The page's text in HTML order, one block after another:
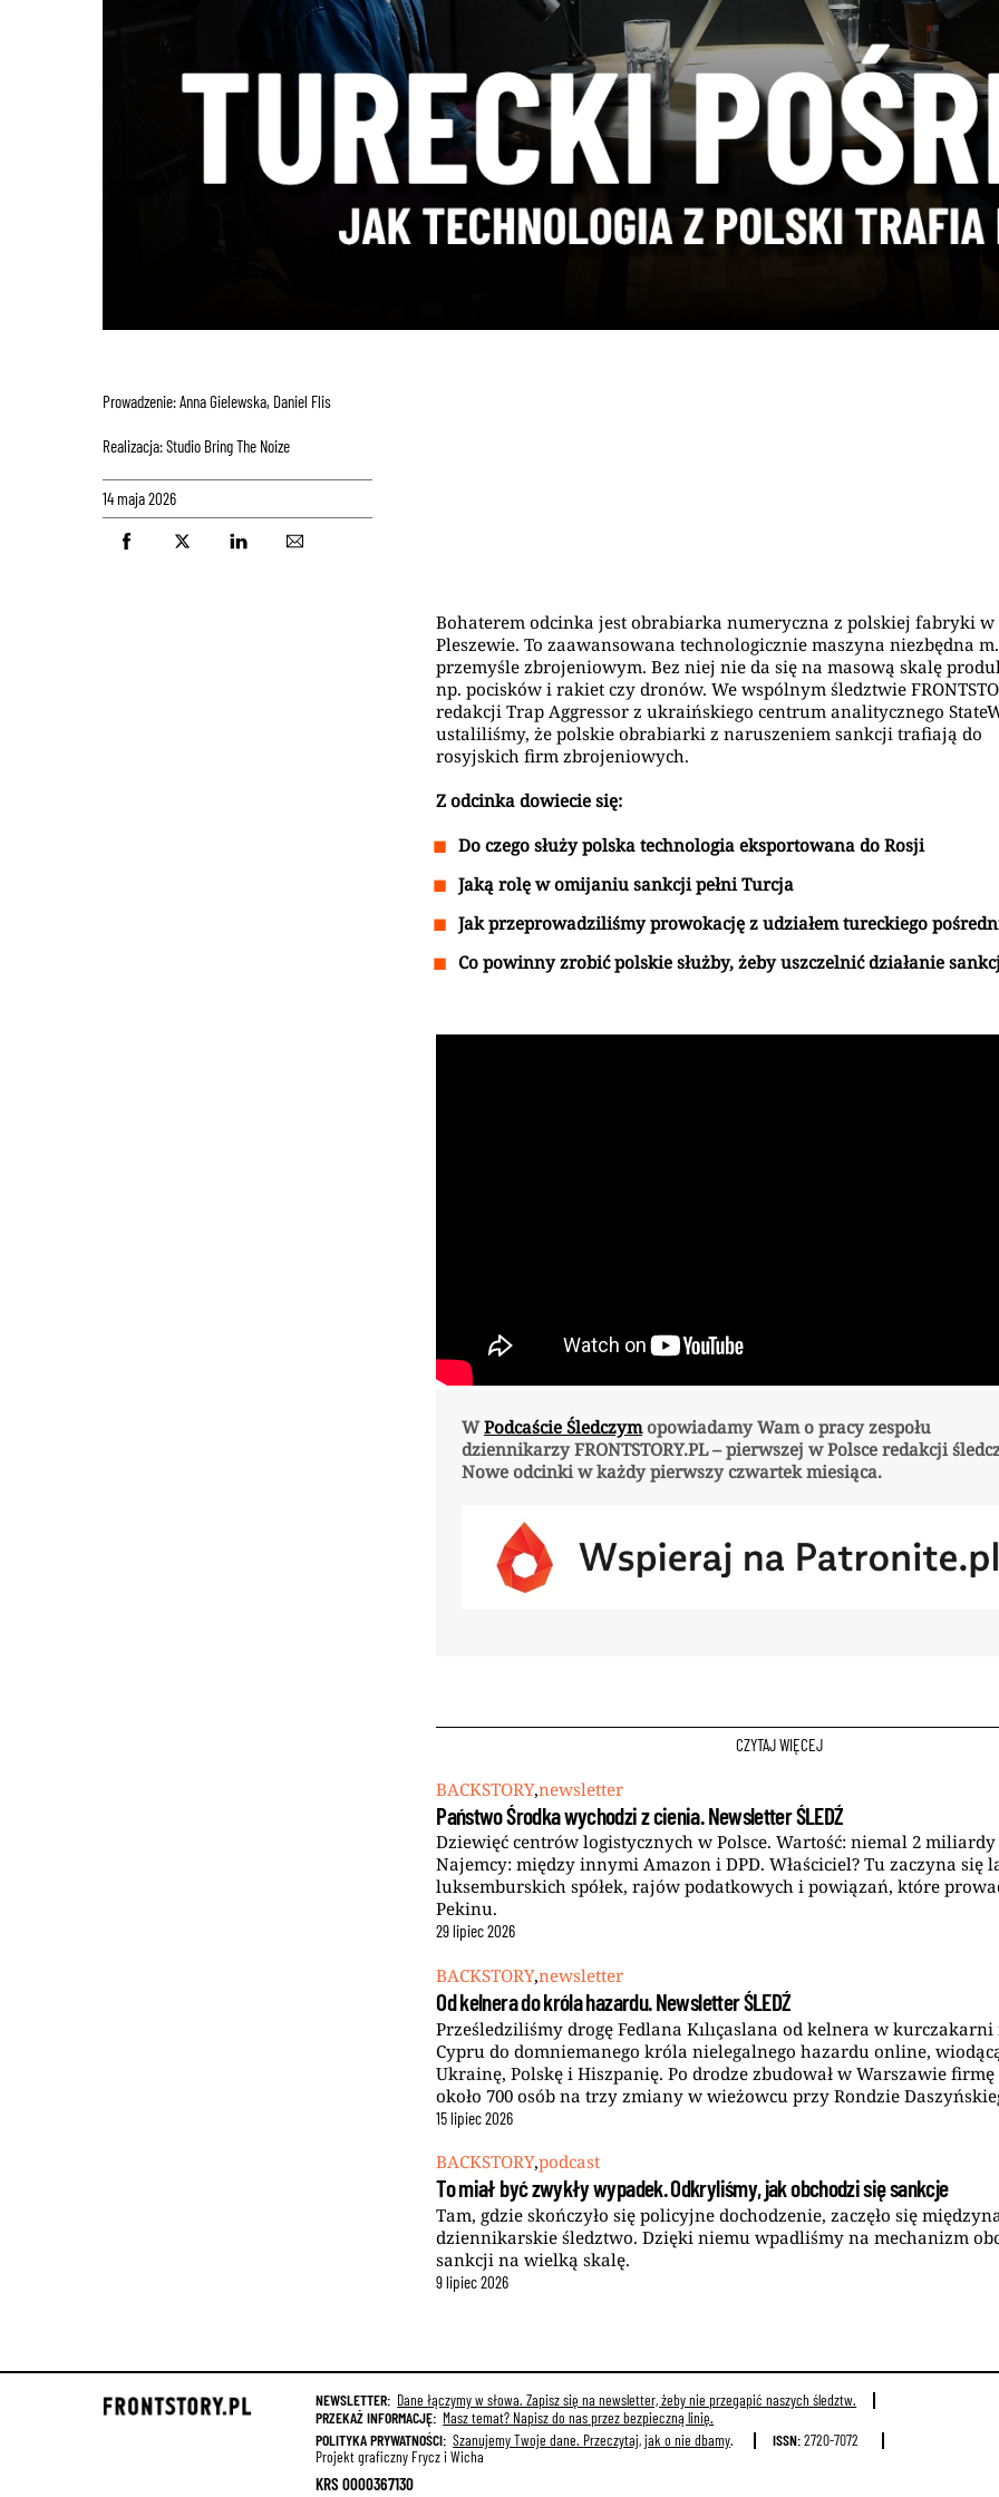
Prowadzenie: Anna Gielewska, Daniel Flis
Realizacja: Studio Bring The Noize
14 maja 2026
Bohaterem odcinka jest obrabiarka numeryczna z polskiej fabryki w
Pleszewie. To zaawansowana technologicznie maszyna niezbędna
przemyśle zbrojeniowym. Bez niej nie da się na masową skalę
np. pocisków i rakiet czy dronów. We wspólnym śledztwie
redakcji Trap Aggressor z ukraińskiego centrum analitycznego
ustaliliśmy, że polskie obrabiarki z naruszeniem sankcji trafiają do
rosyjskich firm zbrojeniowych.
Z odcinka dowiecie się:
Do czego służy polska technologia eksportowana do Rosji
Jaką rolę w omijaniu sankcji pełni Turcja
Jak przeprowadziliśmy prowokację z udziałem tureckiego
Co powinny zrobić polskie służby, żeby uszczelnić działanie
WPodcaście Śledczymopowiadamy Wam o pracy zespołu
dziennikarzy FRONTSTORY.PL – pierwszej w Polsce redakcji
Nowe odcinki w każdy pierwszy czwartek miesiąca.
CZYTAJ WIĘCEJ
BACKSTORY,newsletter
Państwo Środka wychodzi z cienia. Newsletter ŚLEDŹ
Dziewięć centrów logistycznych w Polsce. Wartość: niemal 2 miliardy
Najemcy: między innymi Amazon i DPD. Właściciel? Tu zaczyna się
luksemburskich spółek, rajów podatkowych i powiązań, które
Pekinu.
29lipiec2026
BACKSTORY,newsletter
Od kelnera do króla hazardu. Newsletter ŚLEDŹ
Prześledziliśmy drogę Fedlana Kılıçaslana od kelnera w kurczakarni
Cypru do domniemanego króla nielegalnego hazardu online,
Ukrainę, Polskę i Hiszpanię. Po drodze zbudował w Warszawie
około 700 osób na trzy zmiany w wieżowcu przy Rondzie
15lipiec2026
BACKSTORY,podcast
To miał być zwykły wypadek. Odkryliśmy, jak obchodzi się sankcje
Tam, gdzie skończyło się policyjne dochodzenie, zaczęło się
dziennikarskie śledztwo. Dzięki niemu wpadliśmy na mechanizm
sankcji na wielką skalę.
9lipiec2026
NEWSLETTER: Dane łączymy w słowa. Zapisz się na newsletter, żeby nie przegapić naszych śledztw.
PRZEKAŻ INFORMACJĘ: Masz temat? Napisz do nas przez bezpieczną linię.
POLITYKA PRYWATNOŚCI: Szanujemy Twoje dane. Przeczytaj, jak o nie dbamy. ISSN:2720-7072
Projekt graficzny Frycz i Wicha
KRS 0000367130